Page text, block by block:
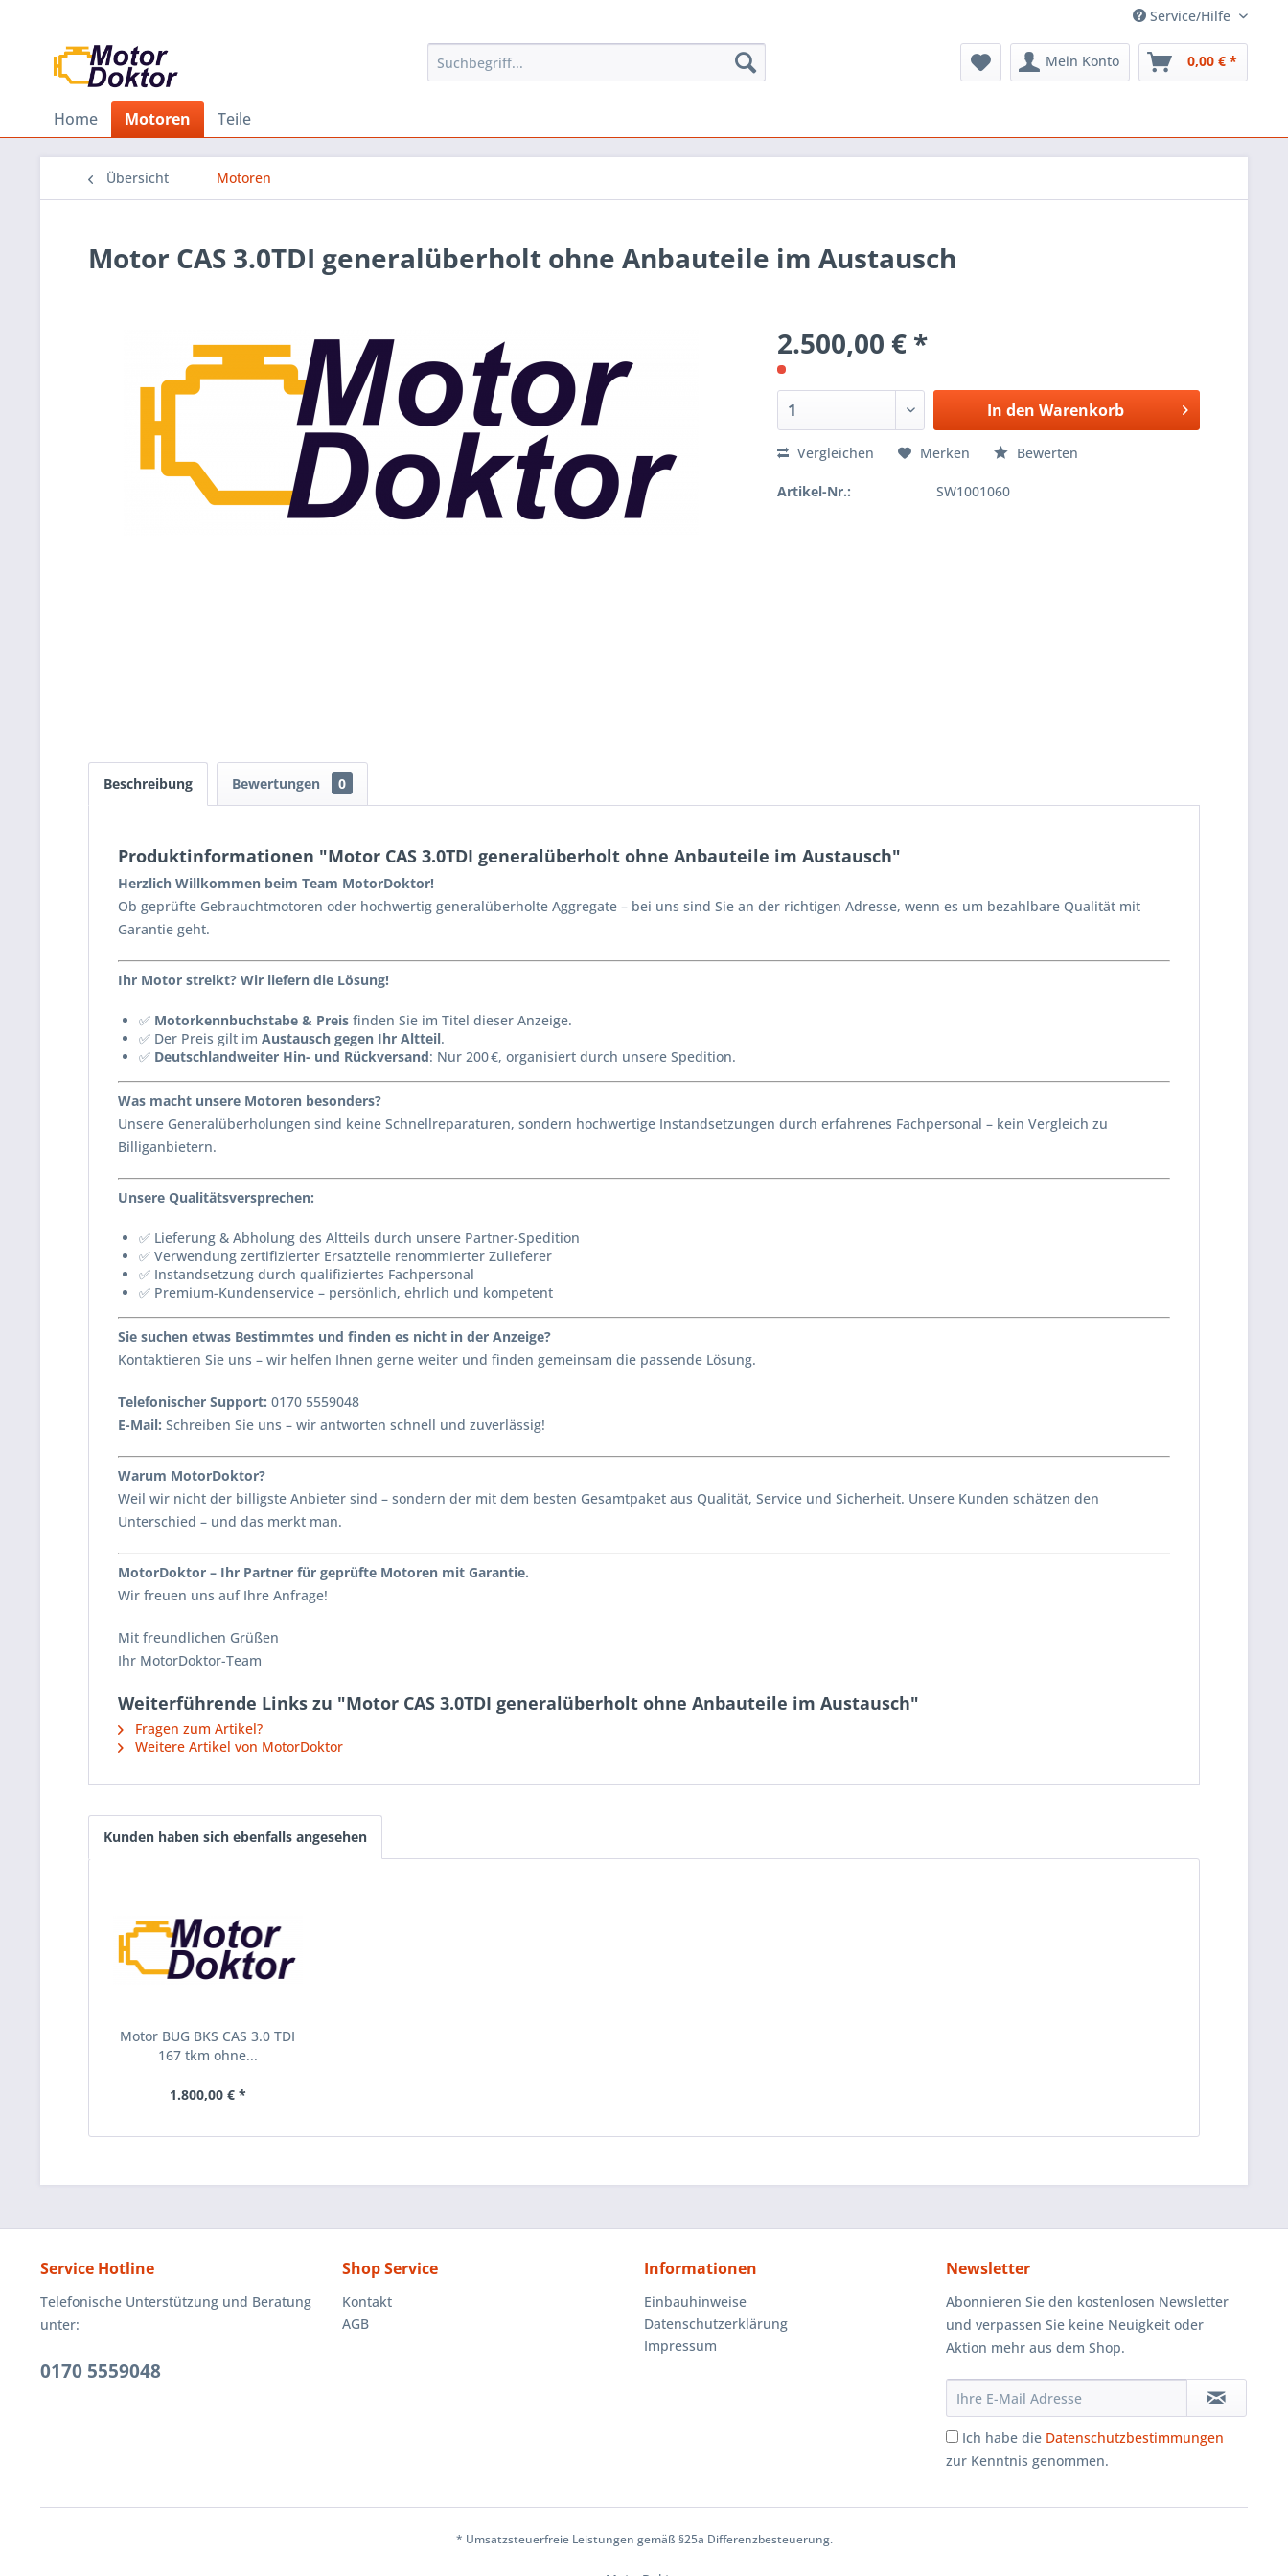
Service/Hilfe
Mein Konto 0,00 € *
Home Motoren Teile
Übersicht Motoren
Motor CAS 3.0TDI generalüberholt ohne Anbauteile im Austausch
2.500,00 € *
In den Warenkorb
Vergleichen Merken Bewerten
Artikel-Nr.: SW1001060
Beschreibung Bewertungen 0
Produktinformationen "Motor CAS 3.0TDI generalüberholt ohne Anbauteile im Austausch"
Herzlich Willkommen beim Team MotorDoktor!
Ob geprüfte Gebrauchtmotoren oder hochwertig generalüberholte Aggregate – bei uns sind Sie an der richtigen Adresse, wenn es um bezahlbare Qualität mit
Garantie geht.
Ihr Motor streikt? Wir liefern die Lösung!
✅ Motorkennbuchstabe & Preis finden Sie im Titel dieser Anzeige.
✅ Der Preis gilt im Austausch gegen Ihr Altteil.
✅ Deutschlandweiter Hin- und Rückversand: Nur 200 €, organisiert durch unsere Spedition.
Was macht unsere Motoren besonders?
Unsere Generalüberholungen sind keine Schnellreparaturen, sondern hochwertige Instandsetzungen durch erfahrenes Fachpersonal – kein Vergleich zu
Billiganbietern.
Unsere Qualitätsversprechen:
✅ Lieferung & Abholung des Altteils durch unsere Partner-Spedition
✅ Verwendung zertifizierter Ersatzteile renommierter Zulieferer
✅ Instandsetzung durch qualifiziertes Fachpersonal
✅ Premium-Kundenservice – persönlich, ehrlich und kompetent
Sie suchen etwas Bestimmtes und finden es nicht in der Anzeige?
Kontaktieren Sie uns – wir helfen Ihnen gerne weiter und finden gemeinsam die passende Lösung.
Telefonischer Support: 0170 5559048
E-Mail: Schreiben Sie uns – wir antworten schnell und zuverlässig!
Warum MotorDoktor?
Weil wir nicht der billigste Anbieter sind – sondern der mit dem besten Gesamtpaket aus Qualität, Service und Sicherheit. Unsere Kunden schätzen den
Unterschied – und das merkt man.
MotorDoktor – Ihr Partner für geprüfte Motoren mit Garantie.
Wir freuen uns auf Ihre Anfrage!
Mit freundlichen Grüßen
Ihr MotorDoktor-Team
Weiterführende Links zu "Motor CAS 3.0TDI generalüberholt ohne Anbauteile im Austausch"
Fragen zum Artikel?
Weitere Artikel von MotorDoktor
Kunden haben sich ebenfalls angesehen
Motor BUG BKS CAS 3.0 TDI
167 tkm ohne...
1.800,00 € *
Service Hotline
Telefonische Unterstützung und Beratung
unter:
0170 5559048
Shop Service
Kontakt
AGB
Informationen
Einbauhinweise
Datenschutzerklärung
Impressum
Newsletter
Abonnieren Sie den kostenlosen Newsletter
und verpassen Sie keine Neuigkeit oder
Aktion mehr aus dem Shop.
Ich habe die Datenschutzbestimmungen
zur Kenntnis genommen.
* Umsatzsteuerfreie Leistungen gemäß §25a Differenzbesteuerung.